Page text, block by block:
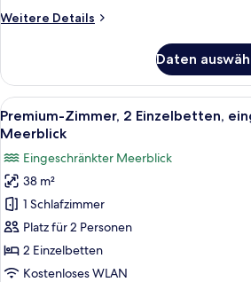
anzeigen
Weitere Details
Weitere
Zimmer,
1 King-
Bett,
eingeschränkter
Daten
Alle
Fotos
Premium-
Zimmer,
2 Einzelbetten,
eingeschränkter
Meerblick
anzeigen
Ein
7
Premium-Zimmer, 2 Einzelbetten,
Meerblick
Eingeschränkter Meerblick
38 m²
1 Schlafzimmer
Platz für 2 Personen
2 Einzelbetten
Kostenloses WLAN